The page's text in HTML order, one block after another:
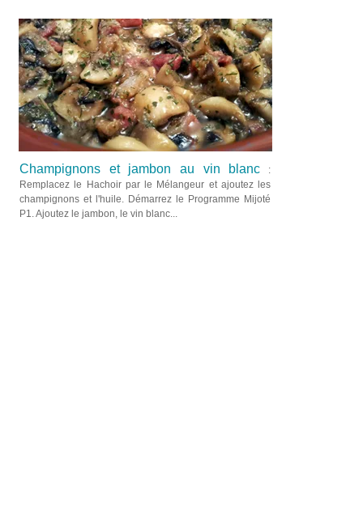
Champignons et jambon au vin blanc :
Remplacez le Hachoir par le Mélangeur et ajoutez les
champignons et l'huile. Démarrez le Programme Mijoté
P1. Ajoutez le jambon, le vin blanc...